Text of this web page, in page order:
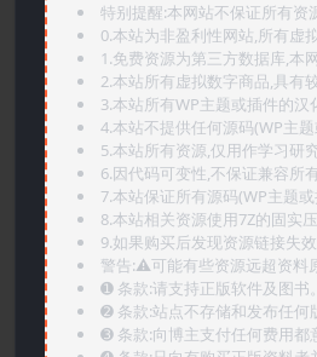
特别提醒:本网站不保证所有
0.本站为非盈利性网站,所有虚
1.免费资源为第三方数据库,本
2.本站所有虚拟数字商品,具有
3.本站所有WP主题或插件的
4.本站不提供任何源码(WP主
5.本站所有资源,仅用作学习研
6.因代码可变性,不保证兼容所
7.本站保证所有源码(WP主题
8.本站相关资源使用7Z的固实
9.如果购买后发现资源链接失
警告:⚠️可能有些资源远超资料
➊️ 条款:请支持正版软件及图书
➋️ 条款:站点不存储和发布任何
➌️ 条款:向博主支付任何费用都